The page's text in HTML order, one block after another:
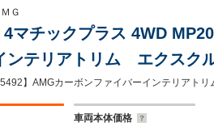
Ｇ
4マチックプラス 4WD
ンテリアトリム エクス
S/R ヘッドアップディス
黒本革 Fベンチレーター
車両本体価格